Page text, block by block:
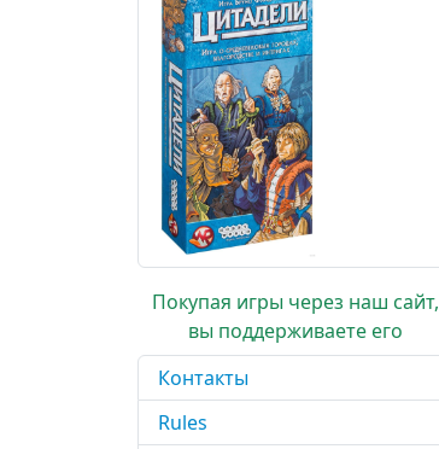
Покупая игры через наш сайт,
вы поддерживаете его
Контакты
Rules